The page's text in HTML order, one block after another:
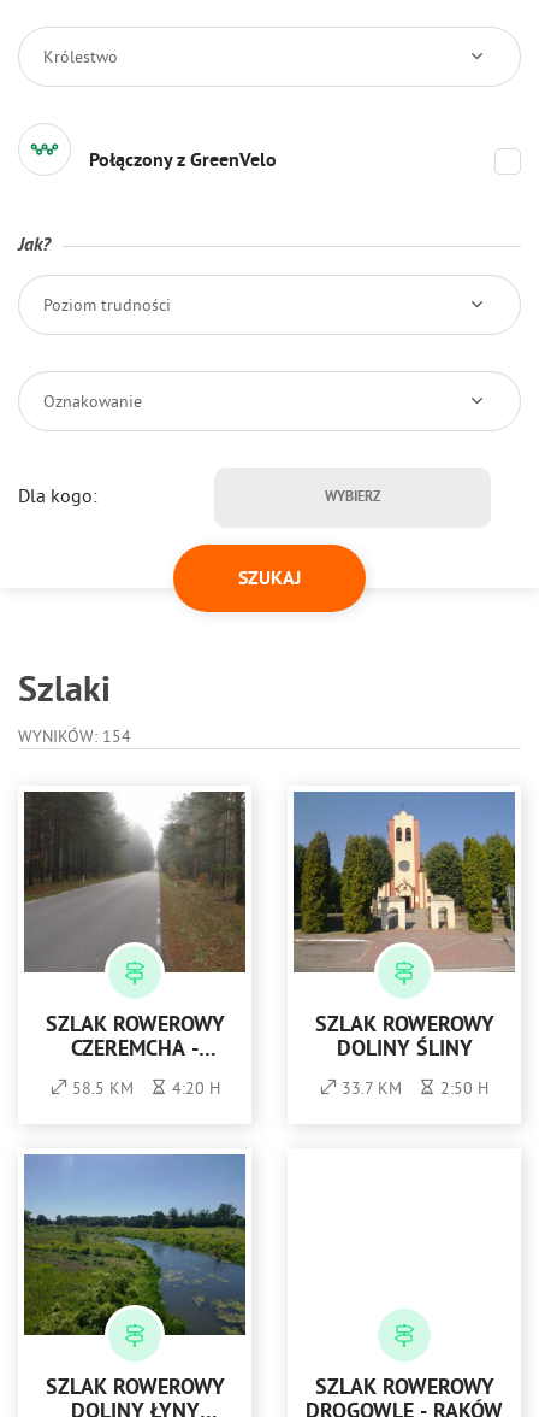
Królestwo
Połączony z GreenVelo
Jak?
Poziom trudności
Oznakowanie
Dla kogo: WYBIERZ
Szlaki
WYNIKÓW: 154
SZLAK ROWEROWY
CZEREMCHA -
SIEMIATYCZE
58.5 KM 4:20 H
SZLAK ROWEROWY
DOLINY ŚLINY
33.7 KM 2:50 H
SZLAK ROWEROWY
SZLAK ROWEROWY